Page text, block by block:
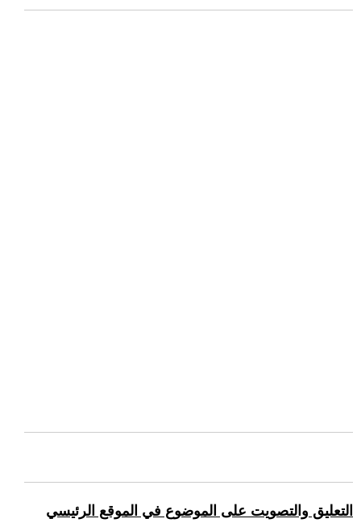
التعليق والتصويت على الموضوع في الموقع الرئيسي